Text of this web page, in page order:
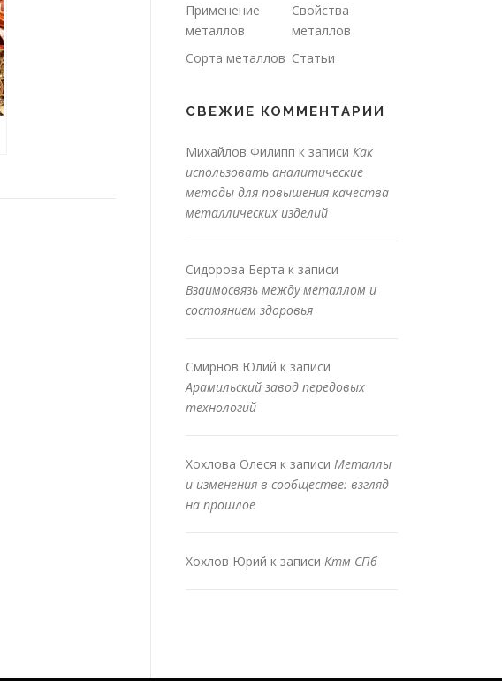
Применение
металлов
Свойства
металлов
Сорта металлов Статьи
СВЕЖИЕ КОММЕНТАРИИ
Михайлов Филипп к записи Как
использовать аналитические
методы для повышения качества
металлических изделий
Сидорова Берта к записи
Взаимосвязь между металлом и
состоянием здоровья
Смирнов Юлий к записи
Арамильский завод передовых
технологий
Хохлова Олеся к записи Металлы
и изменения в сообществе: взгляд
на прошлое
Хохлов Юрий к записи Ктм СПб